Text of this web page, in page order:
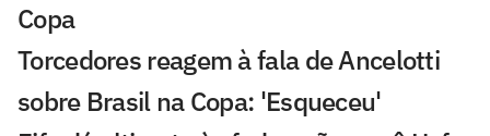
Copa
Torcedores reagem à fala de Ancelotti
sobre Brasil na Copa: 'Esqueceu'